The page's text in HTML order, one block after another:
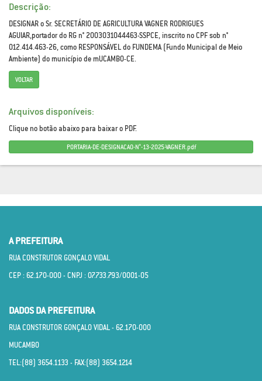
Descrição:
DESIGNAR o Sr. SECRETÁRIO DE AGRICULTURA VAGNER RODRIGUES
AGUIAR,portador do RG n° 2003031044463-SSPCE, inscrito no CPF sob n°
012.414.463-26, como RESPONSÁVEL do FUNDEMA (Fundo Municipal de Meio
Ambiente) do município de mUCAMBO-CE.
VOLTAR
Arquivos disponíveis:
Clique no botão abaixo para baixar o PDF.
PORTARIA-DE-DESIGNACAO-N°-13-2025-VAGNER.pdf
A PREFEITURA
RUA CONSTRUTOR GONÇALO VIDAL
CEP : 62.170­-000 - CNPJ : 07.733.793/0001­-05
DADOS DA PREFEITURA
RUA CONSTRUTOR GONÇALO VIDAL - 62.170­-000
MUCAMBO
TEL:(88) 3654.1133 - FAX:(88) 3654.1214